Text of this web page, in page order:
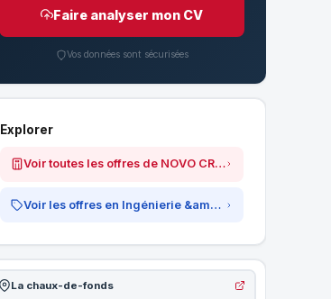
Faire analyser mon CV
Vos données sont sécurisées
Explorer
Voir toutes les offres de NOVO CRISTAL
Voir les offres en Ingénierie &amp; Technique
La chaux-de-fonds